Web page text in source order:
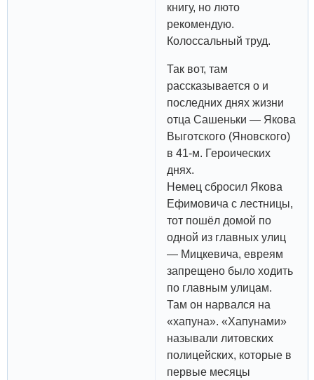
книгу, но люто
рекомендую.
Колоссальный труд.
Так вот, там
рассказывается о и
последних днях жизни
отца Сашеньки — Якова
Выготского (Яновского)
в 41-м. Героических
днях.
Немец сбросил Якова
Ефимовича с лестницы,
тот пошёл домой по
одной из главных улиц
— Мицкевича, евреям
запрещено было ходить
по главным улицам.
Там он нарвался на
«хапуна». «Хапунами»
называли литовских
полицейских, которые в
первые месяцы